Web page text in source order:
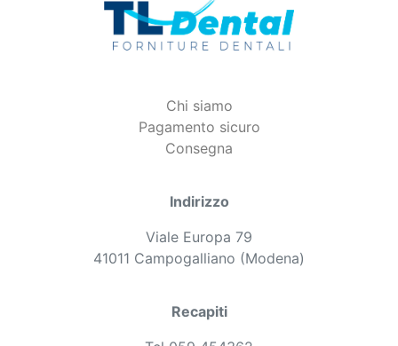
Chi siamo
Pagamento sicuro
Consegna
Indirizzo
Viale Europa 79
41011 Campogalliano (Modena)
Recapiti